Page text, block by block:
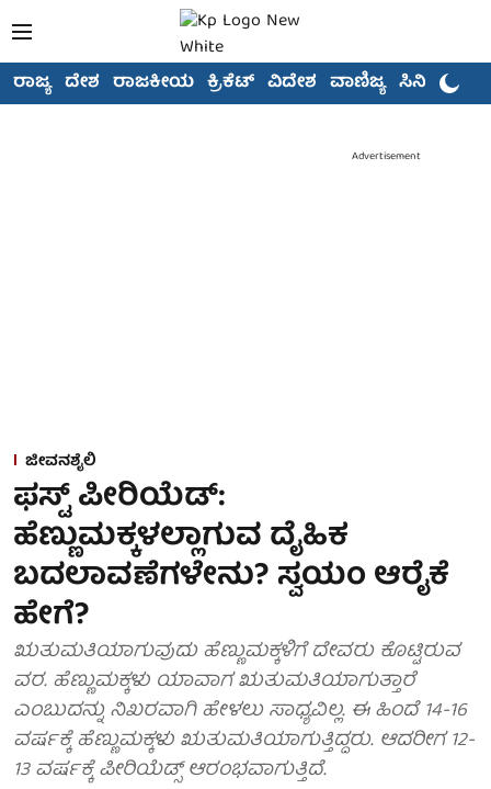
ರಾಜ್ಯ ದೇಶ ರಾಜಕೀಯ ಕ್ರಿಕೆಟ್ ವಿದೇಶ ವಾಣಿಜ್ಯ ಸಿನಿಮಾ
Advertisement
ಜೀವನಶೈಲಿ
ಫ‌ಸ್ಟ್‌ ಪೀರಿಯೆಡ್‌:
ಹೆಣ್ಣುಮಕ್ಕಳಲ್ಲಾಗುವ ದೈಹಿಕ
ಬದಲಾವಣೆಗಳೇನು? ಸ್ವಯಂ ಆರೈಕೆ
ಹೇಗೆ?
ಋತುಮತಿಯಾಗುವುದು ಹೆಣ್ಣುಮಕ್ಕಳಿಗೆ ದೇವರು ಕೊಟ್ಟಿರುವ
ವರ. ಹೆಣ್ಣುಮಕ್ಕಳು ಯಾವಾಗ ಋತುಮತಿಯಾಗುತ್ತಾರೆ
ಎಂಬುದನ್ನು ನಿಖರವಾಗಿ ಹೇಳಲು ಸಾಧ್ಯವಿಲ್ಲ. ಈ ಹಿಂದೆ 14-16
ವರ್ಷಕ್ಕೆ ಹೆಣ್ಣುಮಕ್ಕಳು ಋತುಮತಿಯಾಗುತ್ತಿದ್ದರು. ಆದರೀಗ 12-
13 ವರ್ಷಕ್ಕೆ ಪೀರಿಯೆಡ್ಸ್ ಆರಂಭವಾಗುತ್ತಿದೆ.